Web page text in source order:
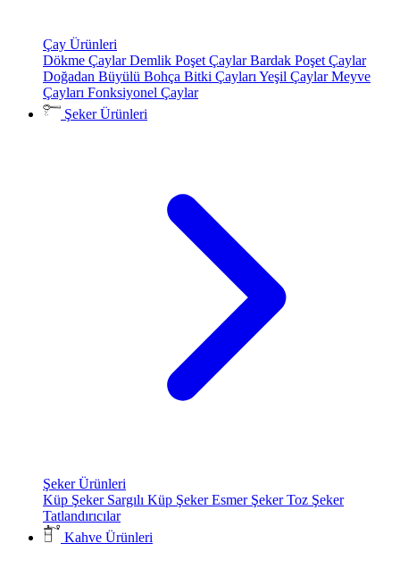
Çay Ürünleri
Dökme ÇaylarDemlik Poşet ÇaylarBardak Poşet Çaylar
Doğadan Büyülü Bohça Bitki Çayları Yeşil ÇaylarMeyve
Çayları Fonksiyonel Çaylar
Şeker Ürünleri
Şeker Ürünleri
Küp Şeker Sargılı Küp ŞekerEsmer ŞekerToz Şeker
Tatlandırıcılar
Kahve Ürünleri